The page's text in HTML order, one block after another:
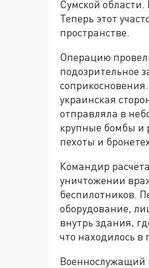
Сумской
Теперь этот
пространстве.
Операцию
подозрительное
украинская
отправляла в
крупные бомбы и
пехоты и
Командир
уничтожении
беспилотников.
оборудование,
внутрь здания,
что находилось
Военнослужащий